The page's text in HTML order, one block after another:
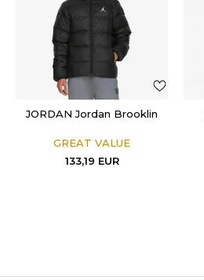
JORDAN Jordan Brooklin
GREAT VALUE
133,19 EUR